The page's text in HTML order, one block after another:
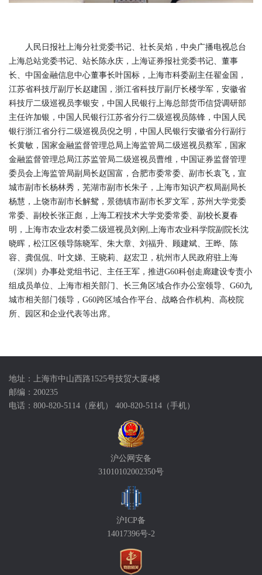
人民日报社上海分社党委书记、社长吴焰，中央广播电视总台
上海总站党委书记、站长陈永庆，上海证券报社党委书记、董事
长、中国金融信息中心董事长叶国标，上海市科委副主任翟金国，
江苏省科技厅副厅长赵建国，浙江省科技厅副厅长楼学军，安徽省
科技厅二级巡视员李银安，中国人民银行上海总部货币信贷调研部
主任许加银，中国人民银行江苏省分行二级巡视员陈锋，中国人民
银行浙江省分行二级巡视员倪之明，中国人民银行安徽省分行副行
长黄敏，国家金融监督管理总局上海监管局二级巡视员蔡军，国家
金融监督管理总局江苏监管局二级巡视员曹维，中国证券监督管理
委员会上海监管局副局长赵国富，合肥市委常委、副市长袁飞，宣
城市副市长杨林秀，芜湖市副市长朱子，上海市知识产权局副局长
杨慧，上饶市副市长解鸳，景德镇市副市长罗文军，苏州大学党委
常委、副校长张正彪，上海工程技术大学党委常委、副校长夏春
明，上海市农业农村委二级巡视员刘刚,上海市农业科学院副院长沈
晓晖，松江区领导陈晓军、朱大章、刘福升、顾建斌、王晔、陈
容、龚侃侃、叶文娣、王晓莉、赵宏卫，杭州市人民政府驻上海
（深圳）办事处党组书记、主任王军，推进G60科创走廊建设专责小
组成员单位、上海市相关部门、长三角区域合作办公室领导、G60九
城市相关部门领导，G60跨区域合作平台、战略合作机构、高校院
所、园区和企业代表等出席。
地址：上海市中山西路1525号技贸大厦4楼
邮编：200235
电话：800-820-5114（座机） 400-820-5114（手机）
沪公网安备
31010102002350号
沪ICP备
14017396号-2